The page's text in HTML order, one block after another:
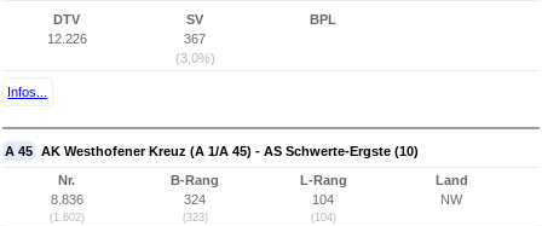
DTV
12.226
SV
367
(3,0%)
BPL
Infos...
A 45 AK Westhofener Kreuz (A 1/A 45) - AS Schwerte-Ergste (10)
Nr.
8.836
(1.602)
B-Rang
324
(323)
L-Rang
104
(104)
Land
NW